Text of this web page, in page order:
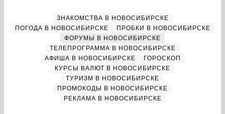
ЗНАКОМСТВА В НОВОСИБИРСКЕ
ПОГОДА В НОВОСИБИРСКЕ
ПРОБКИ В НОВОСИБИРСКЕ
ФОРУМЫ В НОВОСИБИРСКЕ
ТЕЛЕПРОГРАММА В НОВОСИБИРСКЕ
АФИША В НОВОСИБИРСКЕ
ГОРОСКОП
КУРСЫ ВАЛЮТ В НОВОСИБИРСКЕ
ТУРИЗМ В НОВОСИБИРСКЕ
ПРОМОКОДЫ В НОВОСИБИРСКЕ
РЕКЛАМА В НОВОСИБИРСКЕ